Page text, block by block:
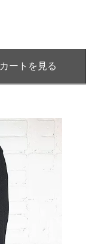
カートを見る